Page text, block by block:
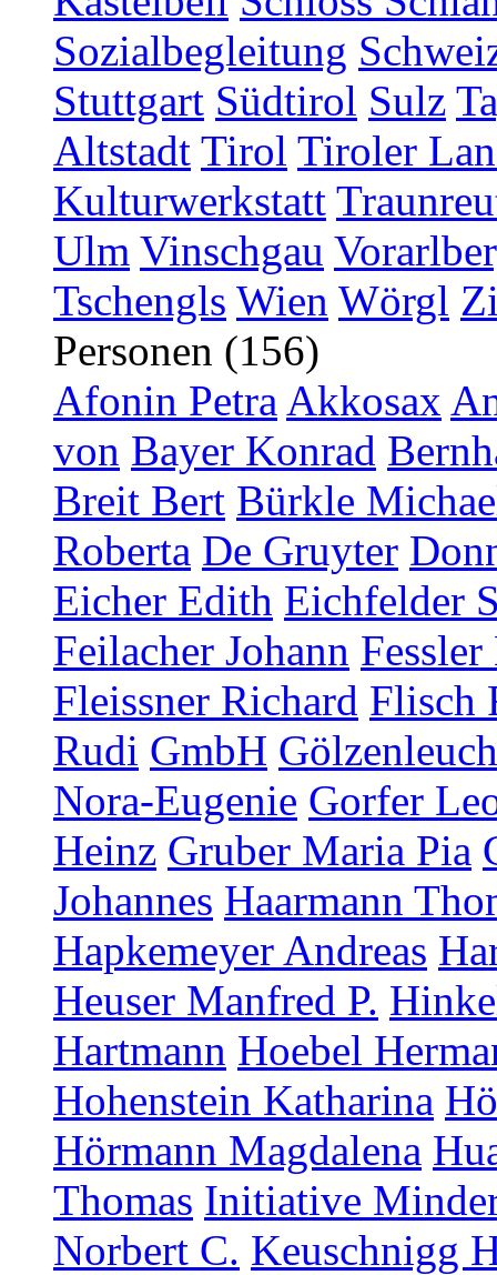
Sozialbegleitung
Stuttgart Südtirol Sulz
Altstadt Tirol Tiroler
Kulturwerkstatt
Ulm Vinschgau
Tschengls Wien Wörgl
Personen (156)
Afonin Petra Akkosax
von Bayer Konrad
Breit Bert Bürkle
Roberta De Gruyter
Eicher Edith Eichfelder
Feilacher Johann Fessler
Fleissner Richard Flisch
Rudi GmbH
Nora-Eugenie Gorfer
Heinz Gruber Maria Pia
Johannes Haarmann
Hapkemeyer Andreas
Heuser Manfred P.
Hartmann Hoebel
Hohenstein Katharina
Hörmann Magdalena
Thomas Initiative
Norbert C. Keuschnigg